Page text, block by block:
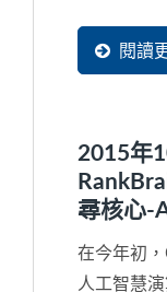
容不足的
閱讀
2015年
尋核心-
在今年初
人工智慧